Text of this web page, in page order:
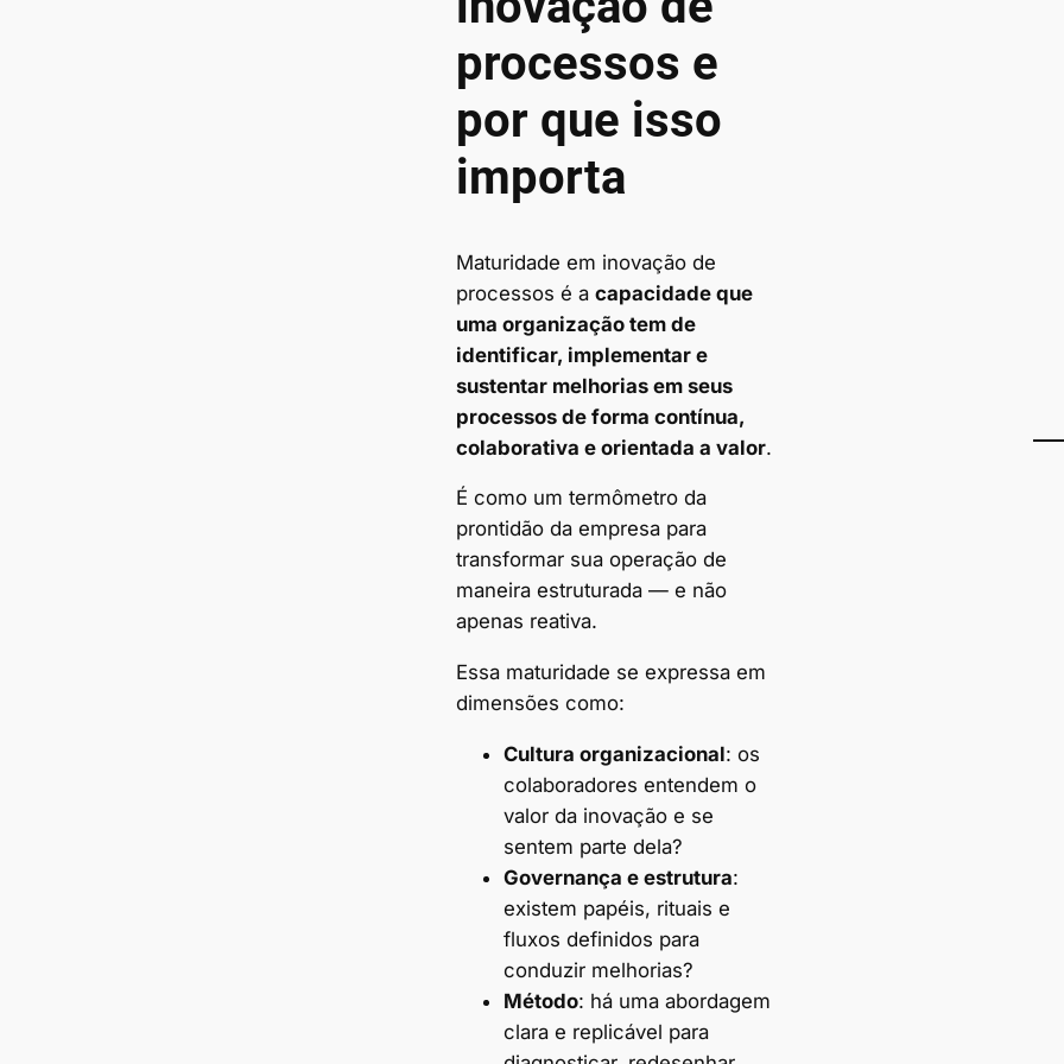
processos e
por que isso
importa
Maturidade em inovação de
processos é a capacidade que
uma organização tem de
identificar, implementar e
sustentar melhorias em seus
processos de forma contínua,
colaborativa e orientada a valor.
É como um termômetro da
prontidão da empresa para
transformar sua operação de
maneira estruturada — e não
apenas reativa.
Essa maturidade se expressa em
dimensões como:
Cultura organizacional: os
colaboradores entendem o
valor da inovação e se
sentem parte dela?
Governança e estrutura:
existem papéis, rituais e
fluxos definidos para
conduzir melhorias?
Método: há uma abordagem
clara e replicável para